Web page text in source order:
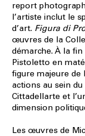
report
l’artiste inclut le
d’art. Figura di
œuvres de la
démarche. À la
Pistoletto en
figure majeure de
actions au sein
Cittadellarte et
dimension
Les œuvres de